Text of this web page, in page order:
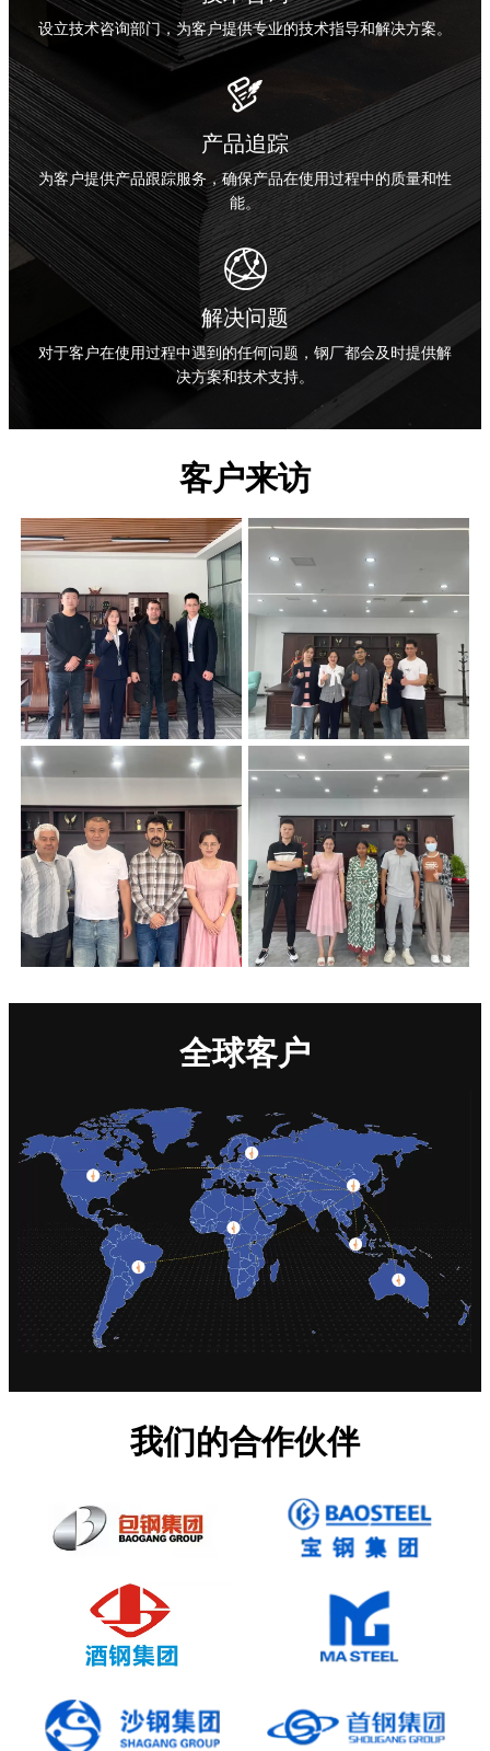
设立技术咨询部门，为客户提供专业的技术指导和解决方案。

产品追踪
为客户提供产品跟踪服务，确保产品在使用过程中的质量和性
能。

解决问题
对于客户在使用过程中遇到的任何问题，钢厂都会及时提供解
决方案和技术支持。
客户来访
全球客户
我们的合作伙伴